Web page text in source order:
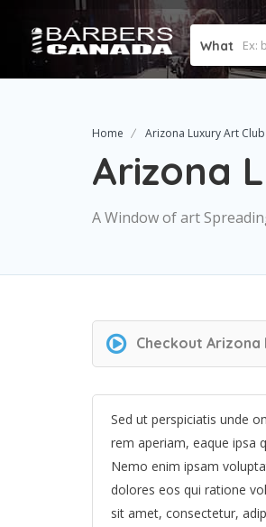
What
Home Arizona Luxury Art Club
Arizona
A Window of art
Checkout Arizona
Sed ut perspiciatis unde
rem aperiam, eaque ipsa
Nemo enim ipsam
dolores eos qui ratione
sit amet, consectetur,